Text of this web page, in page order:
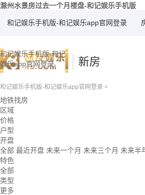
滁州水景房过去一个月楼盘-和记娱乐手机版
和记娱乐手机版-和记娱乐app官网登录
和记娱乐手机版-和记
娱乐app官网登录
新房
和记娱乐手机版-和记娱乐app官网登录 >
地铁找房
区域
价格
户型
开盘
全部 最近开盘 未来一个月 未来三个月 未来半
特色
全部
类型
更多